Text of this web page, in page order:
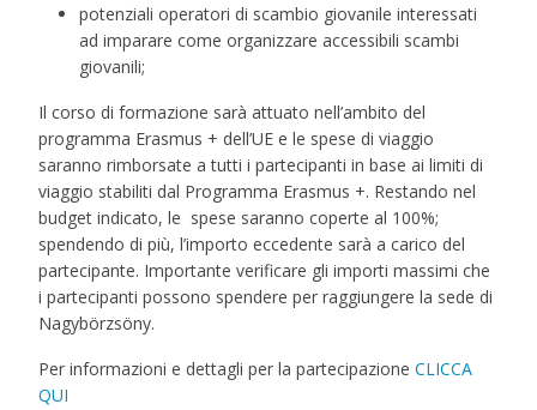
potenziali operatori di scambio giovanile interessati
ad imparare come organizzare accessibili scambi
giovanili;
Il corso di formazione sarà attuato nell’ambito del
programma Erasmus + dell’UE e le spese di viaggio
saranno rimborsate a tutti i partecipanti in base ai limiti di
viaggio stabiliti dal Programma Erasmus +. Restando nel
budget indicato, le spese saranno coperte al 100%;
spendendo di più, l’importo eccedente sarà a carico del
partecipante. Importante verificare gli importi massimi che
i partecipanti possono spendere per raggiungere la sede di
Nagybörzsöny.
Per informazioni e dettagli per la partecipazioneCLICCA
QUI